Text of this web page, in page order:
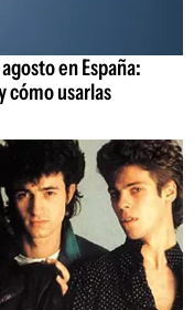
en España:
cómo usarlas